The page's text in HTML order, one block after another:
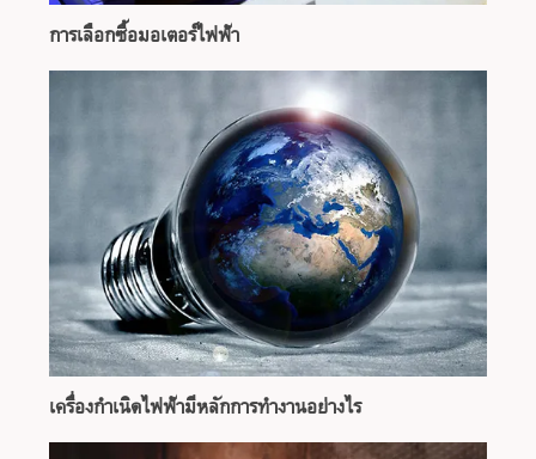
การเลือกซื้อมอเตอร์ไฟฟ้า
เครื่องกำเนิดไฟฟ้ามีหลักการทำงานอย่างไร